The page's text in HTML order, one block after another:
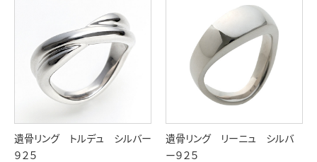
遺骨リング トルデュ シルバー
９２５
遺骨リング リーニュ シルバ
ー９２５